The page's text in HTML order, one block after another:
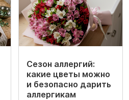
Сезон аллергий:
какие цветы можно
и безопасно дарить
аллергикам